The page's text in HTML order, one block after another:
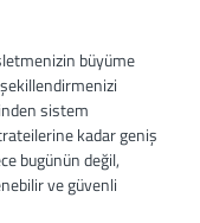
büyüme
sistem
kadar geniş
bugünün değil,
ve güvenli